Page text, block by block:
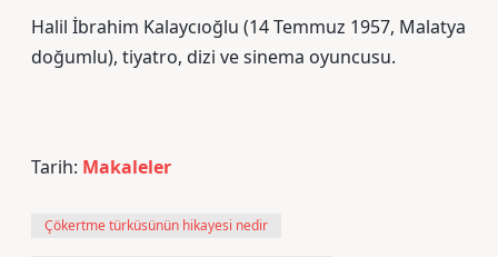
Halil İbrahim Kalaycıoğlu (14 Temmuz 1957, Malatya
doğumlu), tiyatro, dizi ve sinema oyuncusu.
Tarih: Makaleler
Çökertme türküsünün hikayesi nedir